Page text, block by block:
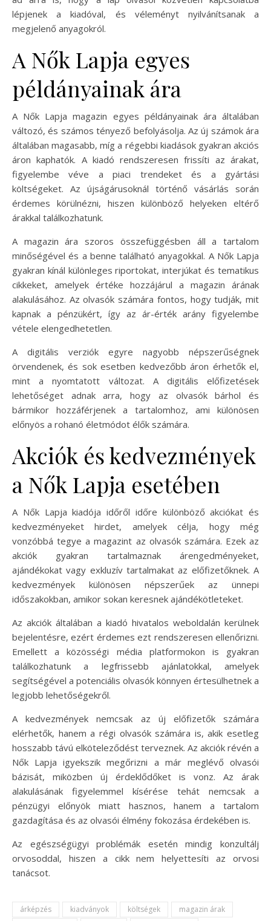
lépjenek a kiadóval, és véleményt nyilvánítsanak a
megjelenő anyagokról.
A Nők Lapja egyes
példányainak ára
A Nők Lapja magazin egyes példányainak ára általában
változó, és számos tényező befolyásolja. Az új számok ára
általában magasabb, míg a régebbi kiadások gyakran akciós
áron kaphatók. A kiadó rendszeresen frissíti az árakat,
figyelembe véve a piaci trendeket és a gyártási
költségeket. Az újságárusoknál történő vásárlás során
érdemes körülnézni, hiszen különböző helyeken eltérő
árakkal találkozhatunk.
A magazin ára szoros összefüggésben áll a tartalom
minőségével és a benne található anyagokkal. A Nők Lapja
gyakran kínál különleges riportokat, interjúkat és tematikus
cikkeket, amelyek értéke hozzájárul a magazin árának
alakulásához. Az olvasók számára fontos, hogy tudják, mit
kapnak a pénzükért, így az ár-érték arány figyelembe
vétele elengedhetetlen.
A digitális verziók egyre nagyobb népszerűségnek
örvendenek, és sok esetben kedvezőbb áron érhetők el,
mint a nyomtatott változat. A digitális előfizetések
lehetőséget adnak arra, hogy az olvasók bárhol és
bármikor hozzáférjenek a tartalomhoz, ami különösen
előnyös a rohanó életmódot élők számára.
Akciók és kedvezmények
a Nők Lapja esetében
A Nők Lapja kiadója időről időre különböző akciókat és
kedvezményeket hirdet, amelyek célja, hogy még
vonzóbbá tegye a magazint az olvasók számára. Ezek az
akciók gyakran tartalmaznak árengedményeket,
ajándékokat vagy exkluzív tartalmakat az előfizetőknek. A
kedvezmények különösen népszerűek az ünnepi
időszakokban, amikor sokan keresnek ajándékötleteket.
Az akciók általában a kiadó hivatalos weboldalán kerülnek
bejelentésre, ezért érdemes ezt rendszeresen ellenőrizni.
Emellett a közösségi média platformokon is gyakran
találkozhatunk a legfrissebb ajánlatokkal, amelyek
segítségével a potenciális olvasók könnyen értesülhetnek a
legjobb lehetőségekről.
A kedvezmények nemcsak az új előfizetők számára
elérhetők, hanem a régi olvasók számára is, akik esetleg
hosszabb távú elköteleződést terveznek. Az akciók révén a
Nők Lapja igyekszik megőrizni a már meglévő olvasói
bázisát, miközben új érdeklődőket is vonz. Az árak
alakulásának figyelemmel kísérése tehát nemcsak a
pénzügyi előnyök miatt hasznos, hanem a tartalom
gazdagítása és az olvasói élmény fokozása érdekében is.
Az egészségügyi problémák esetén mindig konzultálj
orvosoddal, hiszen a cikk nem helyettesíti az orvosi
tanácsot.
árképzés kiadványok költségek
magazin árak